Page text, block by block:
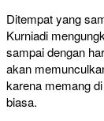
Ditempat yang
Kurniadi
sampai dengan
akan
karena memang
biasa.